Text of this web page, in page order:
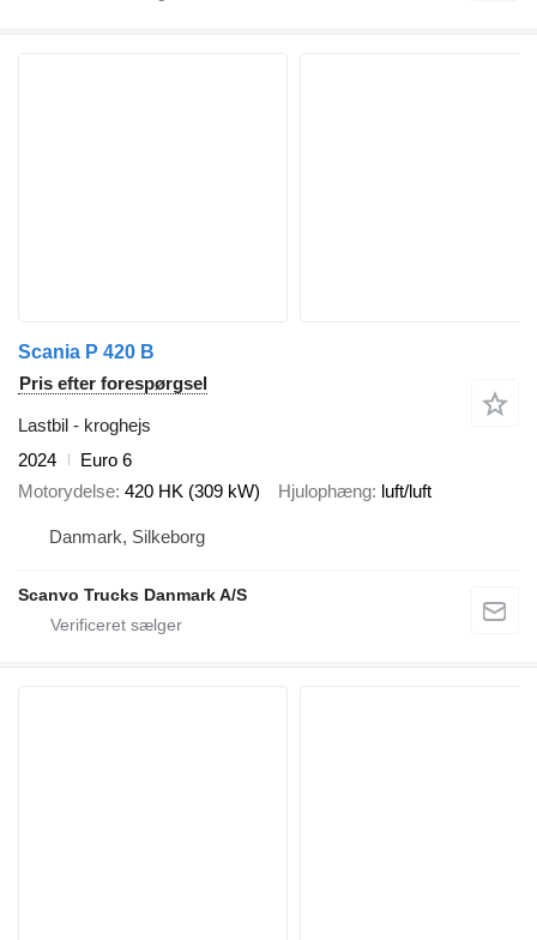
Scania P 420 B
Pris efter forespørgsel
Lastbil - kroghejs
2024
Euro 6
Motorydelse 420 HK (309 kW) Hjulophæng luft/luft
Danmark, Silkeborg
Scanvo Trucks Danmark A/S